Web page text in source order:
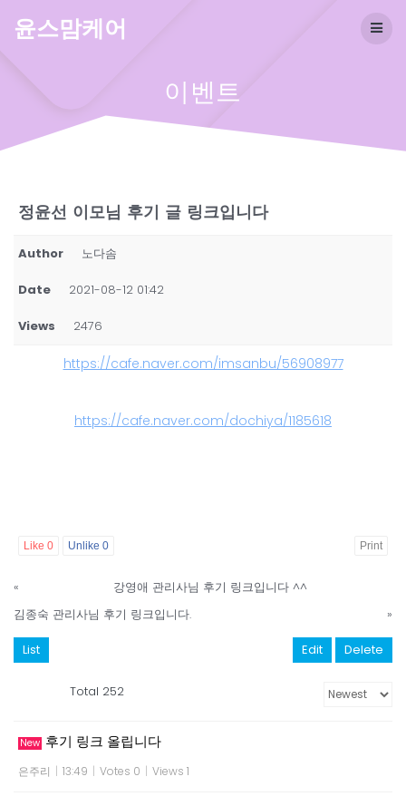
윤스맘케어
이벤트
정윤선 이모님 후기 글 링크입니다
Author 노다솜
Date 2021-08-12 01:42
Views 2476
https://cafe.naver.com/imsanbu/56908977
https://cafe.naver.com/dochiya/1185618
Like 0 Unlike 0 Print
«
강영애 관리사님 후기 링크입니다 ^^
김종숙 관리사님 후기 링크입니다.
»
List Edit Delete
Total 252
New 후기 링크 올립니다
은주리 | 13:49 | Votes 0 | Views 1